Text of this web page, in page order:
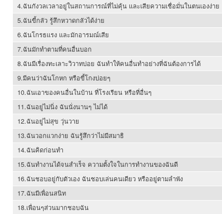
4.ฉันกังวลเวลาอยู่ในสถานการณ์ที่ไม่คุ้น และเสียความเชื่อมั่นในตนเองง่าย
5.ฉันขี้กลัว รู้สึกหวาดกลัวได้ง่าย
6.ฉันโกรธแรง และมักอารมณ์เสีย
7.ฉันมักทำตามที่คนอื่นบอก
8.ฉันมีเรื่องทะเลาะวิวาทบ่อย ฉันทำให้คนอื่นทำอย่างที่ฉันต้องการได้
9.มีคนว่าฉันโกหก หรือขี้โกงบ่อยๆ
10.ฉันเอาของคนอื่นในบ้าน ที่โรงเรียน หรือที่อื่นๆ
11.ฉันอยู่ไม่นิ่ง ฉันนั่งนานๆ ไม่ได้
12.ฉันอยู่ไม่สุข วุ่นวาย
13.ฉันวอกแวกง่าย ฉันรู้สึกว่าไม่มีสมาธิ
14.ฉันคิดก่อนทำ
15.ฉันทำงานได้จนสำเร็จ ความตั้งใจในการทำงานของฉันดี
16.ฉันชอบอยู่กับตัวเอง ฉันชอบเล่นคนเดียว หรืออยู่ตามลำพัง
17.ฉันมีเพื่อนสนิท
18.เพื่อนๆส่วนมากชอบฉัน